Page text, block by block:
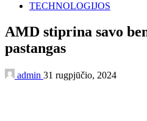
TECHNOLOGIJOS
AMD stiprina savo
pastangas
admin 31 rugpjūčio, 2024